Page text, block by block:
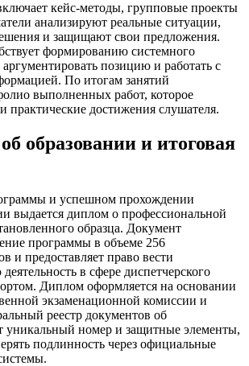
кейс-методы, групповые проекты
анализируют реальные ситуации,
и защищают свои предложения.
формированию системного
позицию и работать с
По итогам занятий
выполненных работ, которое
практические достижения слушателя.
образовании и итоговая
и успешном прохождении
выдается диплом о профессиональной
образца. Документ
программы в объеме 256
и предоставляет право вести
в сфере диспетчерского
Диплом оформляется на основании
экзаменационной комиссии и
реестр документов об
уникальный номер и защитные элементы,
подлинность через официальные